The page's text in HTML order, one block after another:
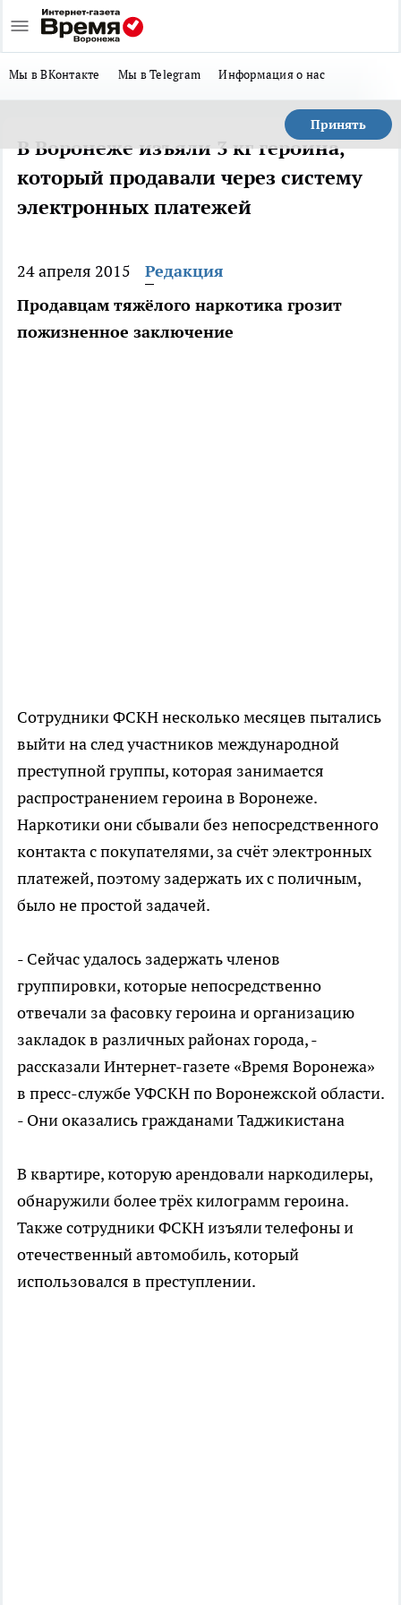
Мы в ВКонтакте Мы в Telegram Информация о нас
Принять
В Воронеже изъяли 3 кг героина,
который продавали через систему
электронных платежей
24 апреля 2015
Редакция
Продавцам тяжёлого наркотика грозит
пожизненное заключение
Сотрудники ФСКН несколько месяцев пытались
выйти на след участников международной
преступной группы, которая занимается
распространением героина в Воронеже.
Наркотики они сбывали без непосредственного
контакта с покупателями, за счёт электронных
платежей, поэтому задержать их с поличным,
было не простой задачей.
- Сейчас удалось задержать членов
группировки, которые непосредственно
отвечали за фасовку героина и организацию
закладок в различных районах города, -
рассказали Интернет-газете «Время Воронежа»
в пресс-службе УФСКН по Воронежской области.
- Они оказались гражданами Таджикистана
В квартире, которую арендовали наркодилеры,
обнаружили более трёх килограмм героина.
Также сотрудники ФСКН изъяли телефоны и
отечественный автомобиль, который
использовался в преступлении.